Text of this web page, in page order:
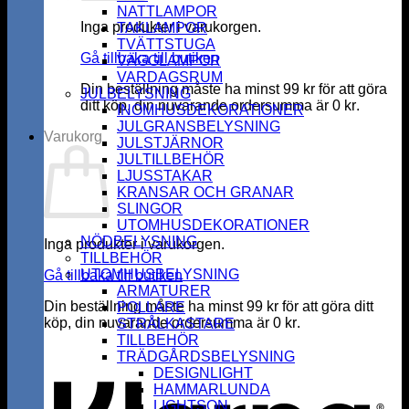
Inga produkter i varukorgen.
Gå tillbaka till butiken
Din beställning måste ha minst99 kr för att göra
ditt köp, din nuvarande ordersumma är 0 kr.
Varukorg
Inga produkter i varukorgen.
Gå tillbaka till butiken
Din beställning måste ha minst99 kr för att göra ditt
köp, din nuvarande ordersumma är 0 kr.
NATTLAMPOR
TAKLAMPOR
TVÄTTSTUGA
VÄGGLAMPOR
VARDAGSRUM
JULBELYSNING
INOMHUSDEKORATIONER
JULGRANSBELYSNING
JULSTJÄRNOR
JULTILLBEHÖR
LJUSSTAKAR
KRANSAR OCH GRANAR
SLINGOR
UTOMHUSDEKORATIONER
NÖDBELYSNING
TILLBEHÖR
UTOMHUSBELYSNING
ARMATURER
POLLARE
STRÅLKASTARE
TILLBEHÖR
TRÄDGÅRDSBELYSNING
DESIGNLIGHT
HAMMARLUNDA
LIGHTSON